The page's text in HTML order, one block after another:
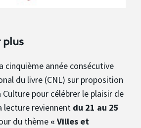
plus
cinquième année consécutive
du livre (CNL) sur proposition
pour célébrer le plaisir de
lecture reviennent du 21 au 25
du thème « Villes et